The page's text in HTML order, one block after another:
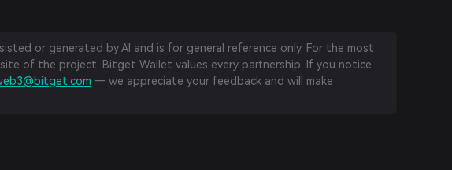
or generated by AI and is for general reference only. For the most
of the project. Bitget Wallet values every partnership. If you notice
— we appreciate your feedback and will make